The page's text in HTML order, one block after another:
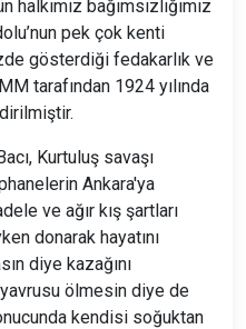
bağımsızlığımız
pek çok kenti
gösterdiği fedakarlık ve
tarafından 1924 yılında
Kurtuluş savaşı
Ankara'ya
ve ağır kış şartları
donarak hayatını
diye kazağını
ölmesin diye de
kendisi soğuktan